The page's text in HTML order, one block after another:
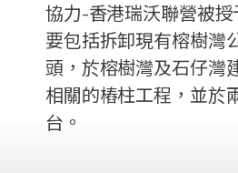
協力-香港瑞沃聯營被
要包括拆卸現有榕樹灣
頭，於榕樹灣及石仔灣
相關的樁柱工程，並於
台。